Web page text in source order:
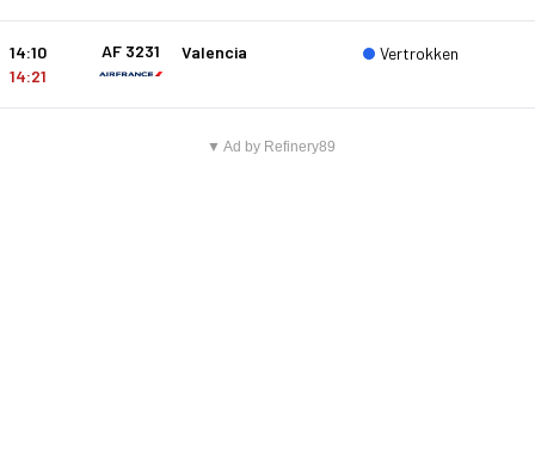
14:10
14:21
AF 3231 Valencia Vertrokken
▼ Ad by Refinery89